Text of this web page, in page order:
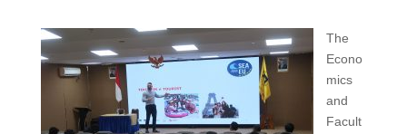
The
Econo
mics
and
Facult